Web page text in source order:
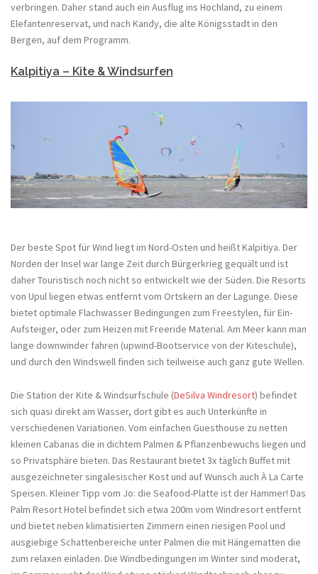
verbringen. Daher stand auch ein Ausflug ins Hochland, zu einem
Elefantenreservat, und nach Kandy, die alte Königsstadt in den
Bergen, auf dem Programm.
Kalpitiya – Kite & Windsurfen
Der beste Spot für Wind liegt im Nord-Osten und heißt Kalpitiya. Der
Norden der Insel war lange Zeit durch Bürgerkrieg gequält und ist
daher Touristisch noch nicht so entwickelt wie der Süden. Die Resorts
von Upul liegen etwas entfernt vom Ortskern an der Lagunge. Diese
bietet optimale Flachwasser Bedingungen zum Freestylen, für Ein-
Aufsteiger, oder zum Heizen mit Freeride Material. Am Meer kann man
lange downwinder fahren (upwind-Bootservice von der Kiteschule),
und durch den Windswell finden sich teilweise auch ganz gute Wellen.
Die Station der Kite & Windsurfschule (DeSilva Windresort) befindet
sich quasi direkt am Wasser, dort gibt es auch Unterkünfte in
verschiedenen Variationen. Vom einfachen Guesthouse zu netten
kleinen Cabanas die in dichtem Palmen & Pflanzenbewuchs liegen und
so Privatsphäre bieten. Das Restaurant bietet 3x täglich Buffet mit
ausgezeichneter singalesischer Kost und auf Wunsch auch À La Carte
Speisen. Kleiner Tipp vom Jo: die Seafood-Platte ist der Hammer! Das
Palm Resort Hotel befindet sich etwa 200m vom Windresort entfernt
und bietet neben klimatisierten Zimmern einen riesigen Pool und
ausgiebige Schattenbereiche unter Palmen die mit Hängematten die
zum relaxen einladen. Die Windbedingungen im Winter sind moderat,